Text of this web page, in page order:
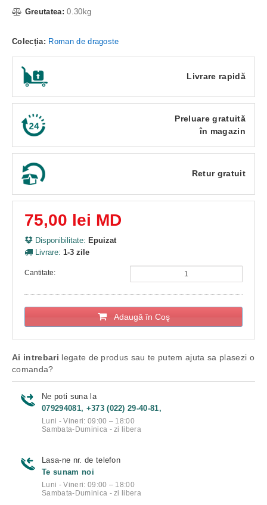
Greutatea: 0.30kg
Colecția: Roman de dragoste
Livrare rapidă
Preluare gratuită
în magazin
Retur gratuit
75,00 lei MD
Disponibilitate: Epuizat
Livrare: 1-3 zile
Cantitate:
Adaugă în Coş
Ai intrebari legate de produs sau te putem ajuta sa plasezi o
comanda?
Ne poti suna la
079294081, +373 (022) 29-40-81,
Luni - Vineri: 09:00 – 18:00
Sambata-Duminica - zi libera
Lasa-ne nr. de telefon
Te sunam noi
Luni - Vineri: 09:00 – 18:00
Sambata-Duminica - zi libera